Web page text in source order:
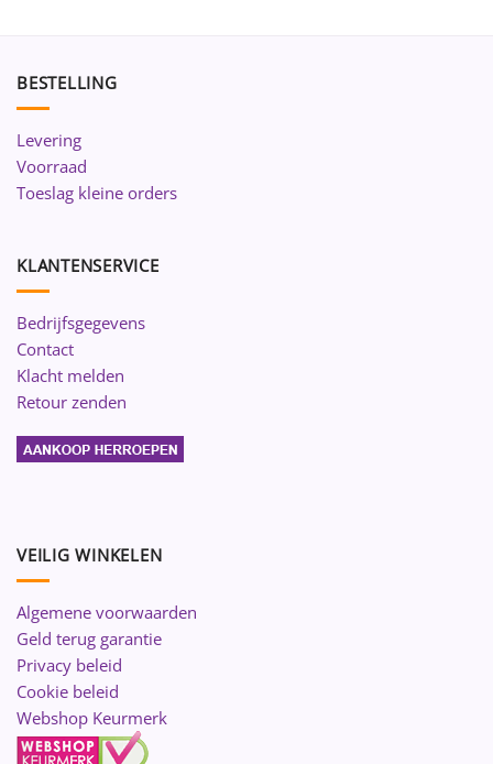
BESTELLING
Levering
Voorraad
Toeslag kleine orders
KLANTENSERVICE
Bedrijfsgegevens
Contact
Klacht melden
Retour zenden
VEILIG WINKELEN
Algemene voorwaarden
Geld terug garantie
Privacy beleid
Cookie beleid
Webshop Keurmerk